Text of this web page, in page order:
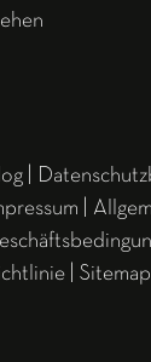
|
| Sitemap